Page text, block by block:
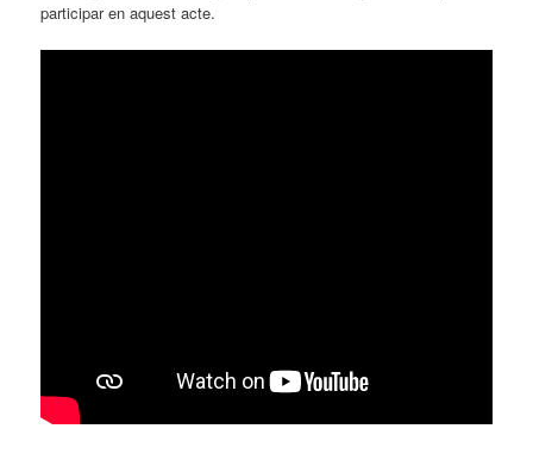
participar en aquest acte.